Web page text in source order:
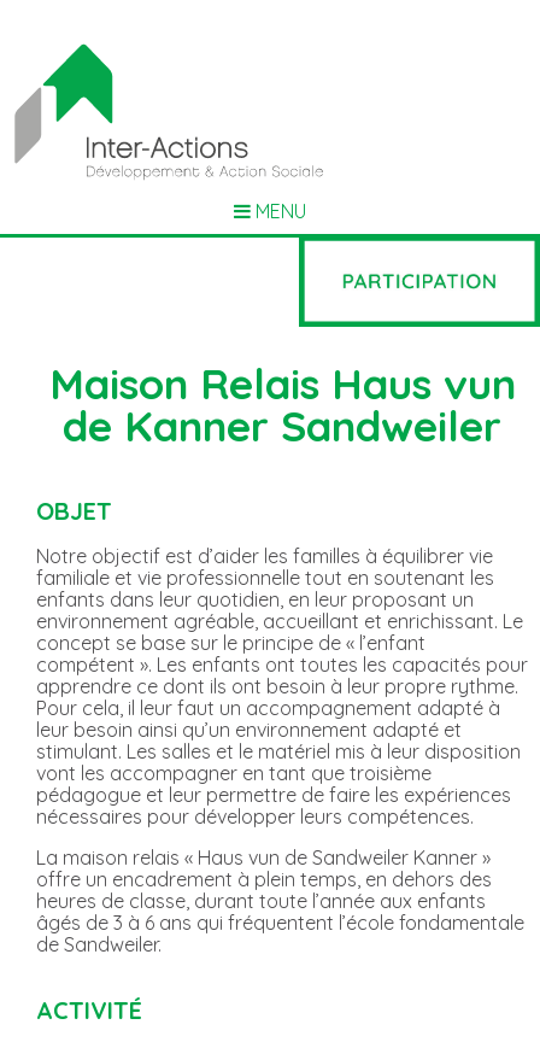
MENU
Maison Relais Haus vun
de Kanner Sandweiler
OBJET
Notre objectif est d’aider les familles à équilibrer vie
familiale et vie professionnelle tout en soutenant les
enfants dans leur quotidien, en leur proposant un
environnement agréable, accueillant et enrichissant. Le
concept se base sur le principe de « l’enfant
compétent ». Les enfants ont toutes les capacités pour
apprendre ce dont ils ont besoin à leur propre rythme.
Pour cela, il leur faut un accompagnement adapté à
leur besoin ainsi qu’un environnement adapté et
stimulant. Les salles et le matériel mis à leur disposition
vont les accompagner en tant que troisième
pédagogue et leur permettre de faire les expériences
nécessaires pour développer leurs compétences.
La maison relais « Haus vun de Sandweiler Kanner »
offre un encadrement à plein temps, en dehors des
heures de classe, durant toute l’année aux enfants
âgés de 3 à 6 ans qui fréquentent l’école fondamentale
de Sandweiler.
ACTIVITÉ